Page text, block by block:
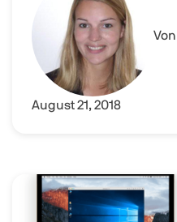
Von
August 21, 2018
Image